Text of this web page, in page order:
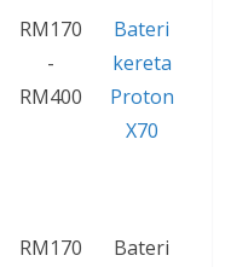
RM170
-
RM400
Bateri
kereta
Proton
X70
RM170
Bateri